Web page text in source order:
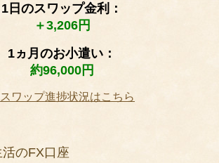
1日のスワップ金利：
＋3,206円
1ヵ月のお小遣い：
約96,000円
ワップ進捗状況はこちら
のFX口座